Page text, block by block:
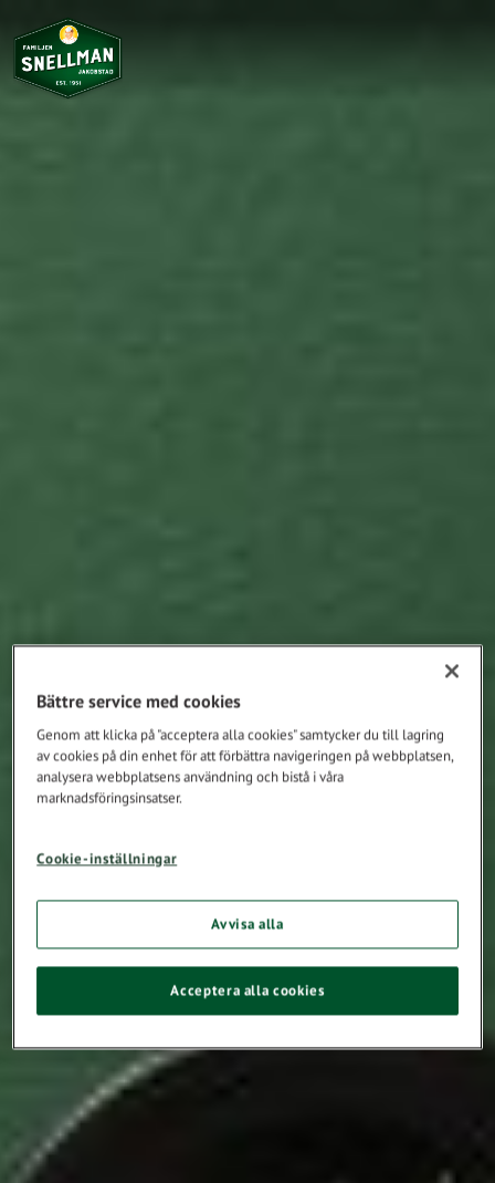
Bättre service med cookies
Genom att klicka på "acceptera alla cookies" samtycker du till lagring
av cookies på din enhet för att förbättra navigeringen på webbplatsen,
analysera webbplatsens användning och bistå i våra
marknadsföringsinsatser.
Cookie-inställningar
Avvisa alla
Acceptera alla cookies